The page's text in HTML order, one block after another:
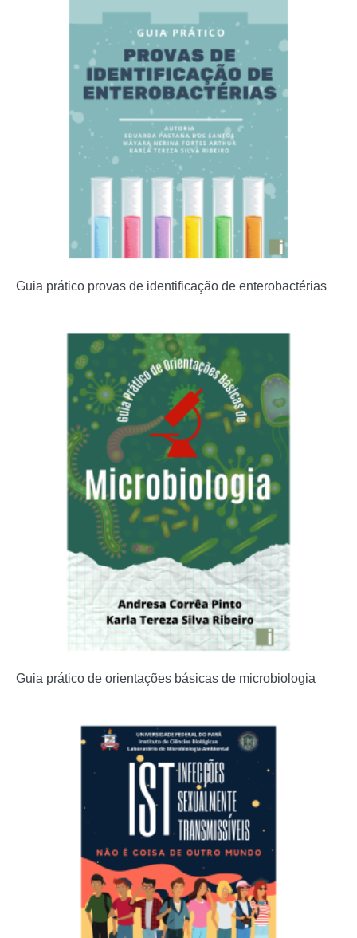
Guia prático provas de identificação de enterobactérias
Guia prático de orientações básicas de microbiologia